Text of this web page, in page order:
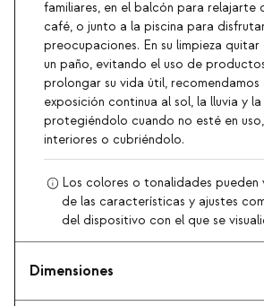
familiares, en el balcón para relajarte
café, o junto a la piscina para
preocupaciones. En su limpieza
un paño, evitando el uso de
prolongar su vida útil, recomendamos
exposición continua al sol, la lluvia y
protegiéndolo cuando no esté en uso,
interiores o cubriéndolo.
Los colores o tonalidades pueden
de las características y ajustes
del dispositivo con el que se
Dimensiones